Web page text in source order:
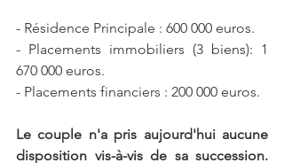
- Résidence Principale : 600 000 euros.
- Placements immobiliers (3 biens): 1
670 000 euros.
- Placements financiers : 200 000 euros.
Le couple n'a pris aujourd'hui aucune